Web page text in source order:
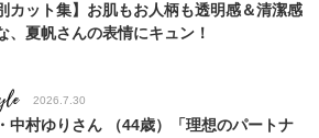
カット集】お肌もお人柄も透明感＆清潔感
、夏帆さんの表情にキュン！
2026.7.30
中村ゆりさん （44歳）「理想のパートナ